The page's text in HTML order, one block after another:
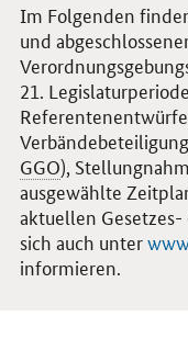
Im Folgenden
und
21.
GGO),
ausgewählte
aktuellen
sich auch unter
informieren.